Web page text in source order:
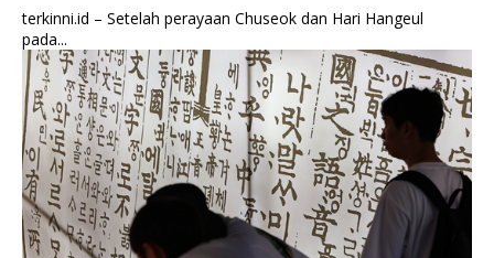
terkinni.id – Setelah perayaan Chuseok dan Hari Hangeul
pada...